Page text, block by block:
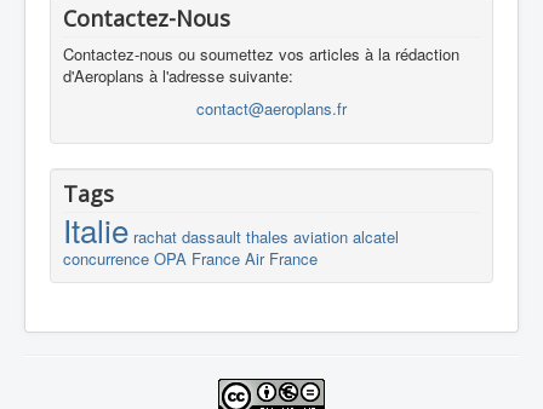
Contactez-Nous
Contactez-nous ou soumettez vos articles à la rédaction
d'Aeroplans à l'adresse suivante:
contact@aeroplans.fr
Tags
Italie rachat dassault thales aviation alcatel
concurrence OPA France Air France